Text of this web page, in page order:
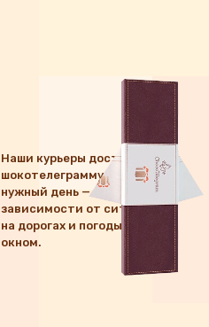
Наши курьеры доставят
шокотелеграмму точно в
нужный день — вне
зависимости от ситуации
на дорогах и погоды за
окном.